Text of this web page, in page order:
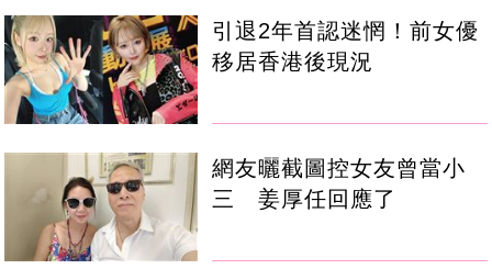
引退2年首認迷惘！前女優
移居香港後現況
網友曬截圖控女友曾當小
三 姜厚任回應了